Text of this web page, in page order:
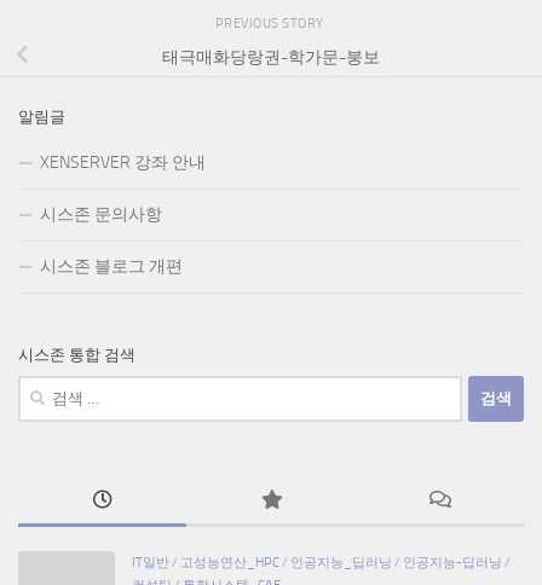
PREVIOUS STORY
태극매화당랑권-학가문-붕보
알림글
XENSERVER 강좌 안내
시스존 문의사항
시스존 블로그 개편
시스존 통합 검색
검
IT일반 / 고성능연산_HPC / 인공지능_딥러닝 / 인공지능-딥러닝 /